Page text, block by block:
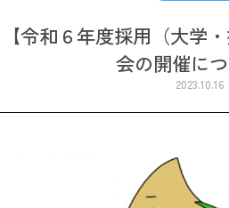
【令和６年度採用（大学
会の開催につ
2023.10.16